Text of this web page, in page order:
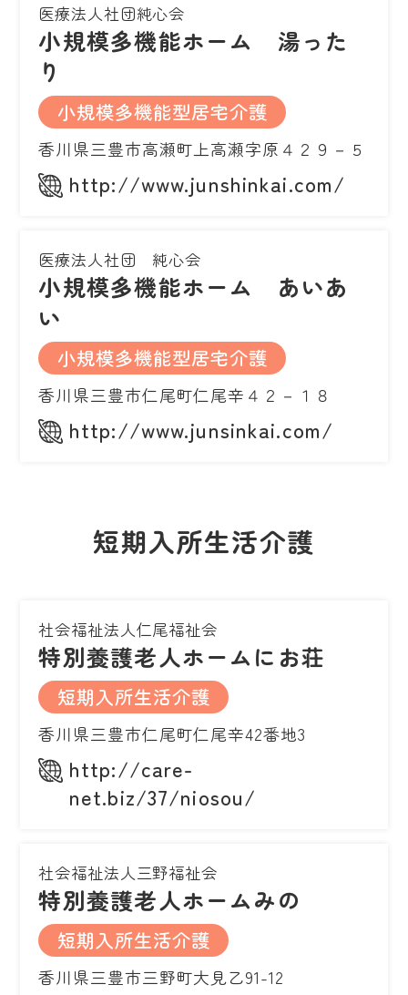
医療法人社団純心会
小規模多機能ホーム 湯った
り
小規模多機能型居宅介護
香川県三豊市高瀬町上高瀬字原４２９－５
http://www.junshinkai.com/
医療法人社団 純心会
小規模多機能ホーム あいあ
い
小規模多機能型居宅介護
香川県三豊市仁尾町仁尾辛４２－１８
http://www.junsinkai.com/
短期入所生活介護
社会福祉法人仁尾福祉会
特別養護老人ホームにお荘
短期入所生活介護
香川県三豊市仁尾町仁尾辛42番地3
http://care-
net.biz/37/niosou/
社会福祉法人三野福祉会
特別養護老人ホームみの
短期入所生活介護
香川県三豊市三野町大見乙91-12